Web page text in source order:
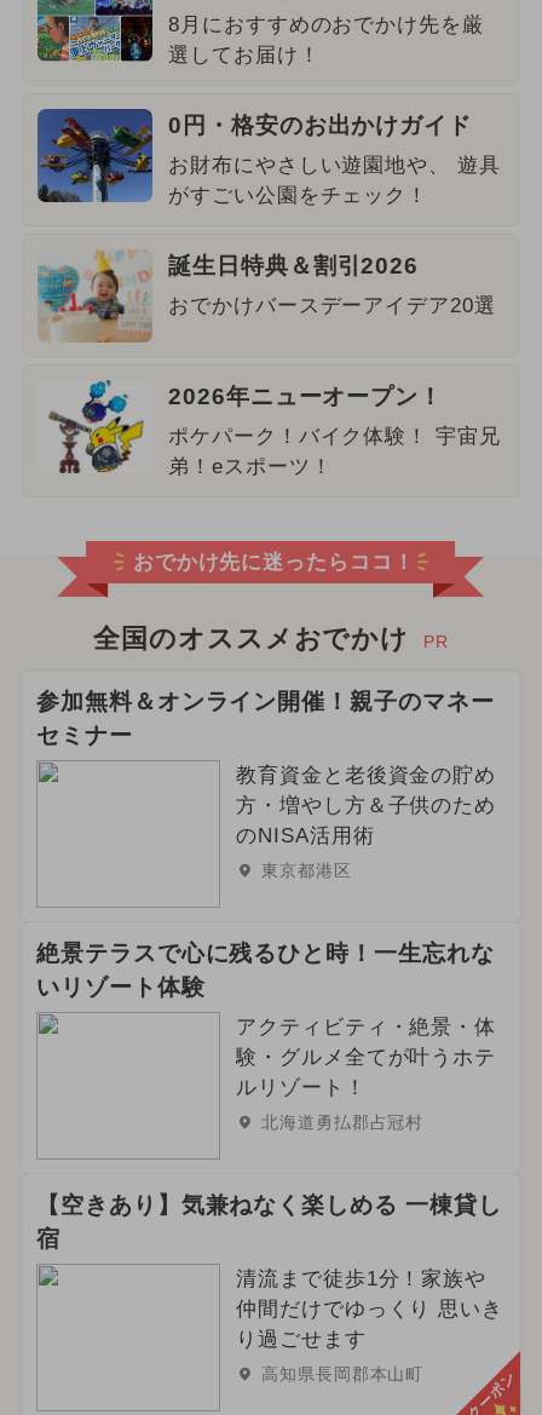
8月におすすめのおでかけ先を厳
選してお届け！
0円・格安のお出かけガイド
お財布にやさしい遊園地や、 遊具
がすごい公園をチェック！
誕生日特典＆割引2026
おでかけバースデーアイデア20選
2026年ニューオープン！
ポケパーク！バイク体験！ 宇宙兄
弟！eスポーツ！
おでかけ先に迷ったらココ！
全国のオススメおでかけ PR
参加無料＆オンライン開催！親子のマネー
セミナー
教育資金と老後資金の貯め
方・増やし方＆子供のため
のNISA活用術
東京都港区
絶景テラスで心に残るひと時！一生忘れな
いリゾート体験
アクティビティ・絶景・体
験・グルメ全てが叶うホテ
ルリゾート！
北海道勇払郡占冠村
【空きあり】気兼ねなく楽しめる 一棟貸し
宿
清流まで徒歩1分！家族や
仲間だけでゆっくり 思いき
り過ごせます
高知県長岡郡本山町 クーポン